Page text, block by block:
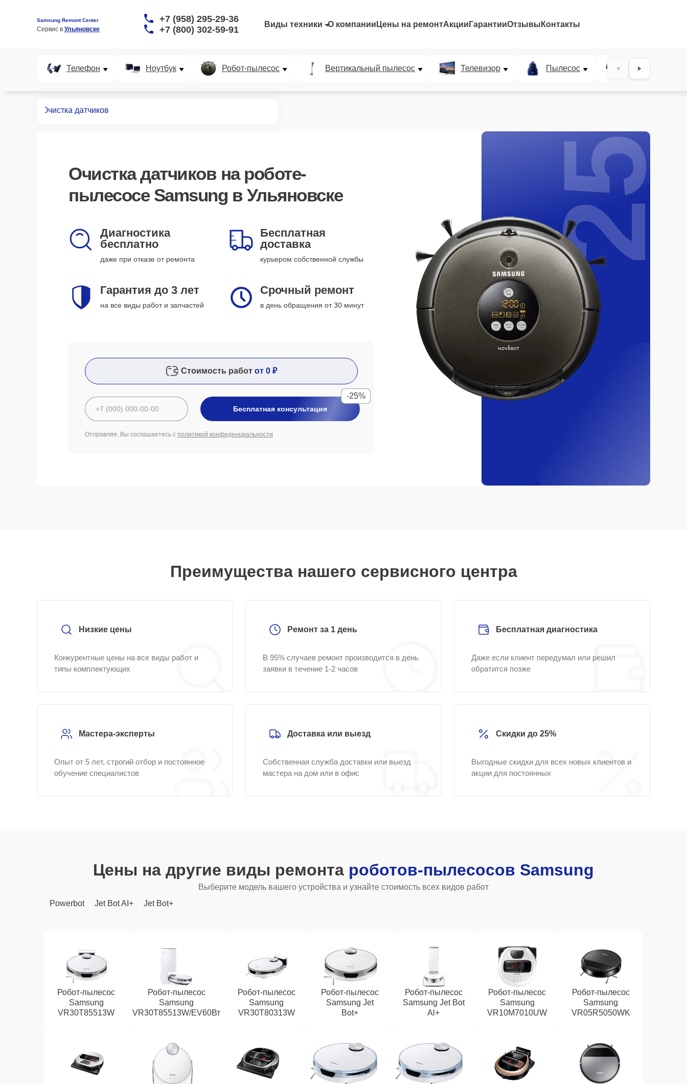
Samsung Remont Center
Сервис в Ульяновске
+7 (958) 295-29-36
+7 (800) 302-59-91
Виды техники О компании Цены на ремонтАкции ГарантииОтзывы Контакты
Телефон Ноутбук Робот-пылесос Вертикальный пылесос Телевизор Пылесос Проектор
Очистка датчиков
Очистка датчиковна роботе-
пылесосе Samsung в Ульяновске
Диагностика
бесплатно
даже при отказе от ремонта
Бесплатная
доставка
курьером собственной службы
Гарантия до 3 лет
на все виды работ и запчастей
Срочный ремонт
в день обращения от 30 минут
Стоимость работ от 0 ₽
Бесплатная консультация
-25%
Отправляя, Вы соглашаетесь с политикой конфиденциальности
25%
Преимущества нашего сервисного центра
Низкие цены
Конкурентные цены на все виды работ и
типы комплектующих
Ремонт за 1 день
В 95% случаев ремонт производится в день
заявки в течение 1-2 часов
Бесплатная диагностика
Даже если клиент передумал или решил
обратится позже
Мастера-эксперты
Опыт от 5 лет, строгий отбор и постоянное
обучение специалистов
Доставка или выезд
Собственная служба доставки или выезд
мастера на дом или в офис
Скидки до 25%
Выгодные скидки для всех новых клиентов и
акции для постоянных
Цены на другие виды ремонта роботов-пылесосов Samsung
Выберите модель вашего устройства и узнайте стоимость всех видов работ
Powerbot
Jet Bot AI+ Jet Bot+
Робот-пылесос
Samsung
VR30T85513W
Робот-пылесос
Samsung
VR30T85513W/EV60Вт
Робот-пылесос
Samsung
VR30T80313W
Робот-пылесос
Samsung Jet
Bot+
Робот-пылесос
Samsung Jet Bot
Al+
Робот-пылесос
Samsung
VR10M7010UW
Робот-пылесос
Samsung
VR05R5050WK